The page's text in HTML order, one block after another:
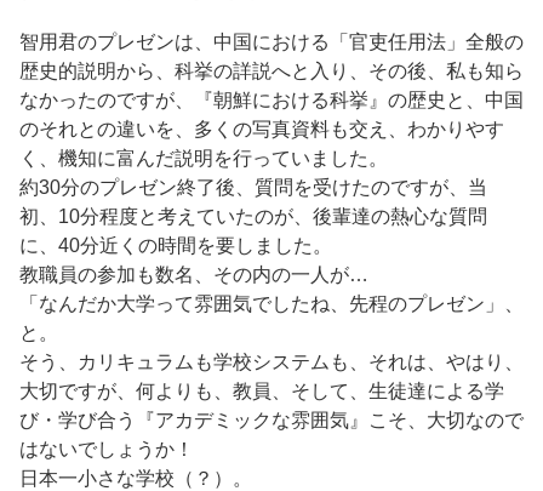
智用君のプレゼンは、中国における「官吏任用法」全般の
歴史的説明から、科挙の詳説へと入り、その後、私も知ら
なかったのですが、『朝鮮における科挙』の歴史と、中国
のそれとの違いを、多くの写真資料も交え、わかりやす
く、機知に富んだ説明を行っていました。
約30分のプレゼン終了後、質問を受けたのですが、当
初、10分程度と考えていたのが、後輩達の熱心な質問
に、40分近くの時間を要しました。
教職員の参加も数名、その内の一人が…
「なんだか大学って雰囲気でしたね、先程のプレゼン」、
と。
そう、カリキュラムも学校システムも、それは、やはり、
大切ですが、何よりも、教員、そして、生徒達による学
び・学び合う『アカデミックな雰囲気』こそ、大切なので
はないでしょうか！
日本一小さな学校（？）。